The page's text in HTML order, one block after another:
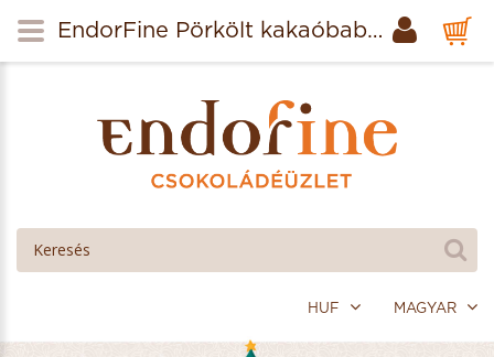
MAGYAR
HUF
EndorFine Pörkölt kakaóbab (Madagascar) 50g